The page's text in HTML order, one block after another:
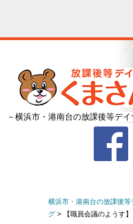
－横浜市・港南台の放課後等デイ
横浜市・港南台の放課後等
グ > 【職員会議のようす】